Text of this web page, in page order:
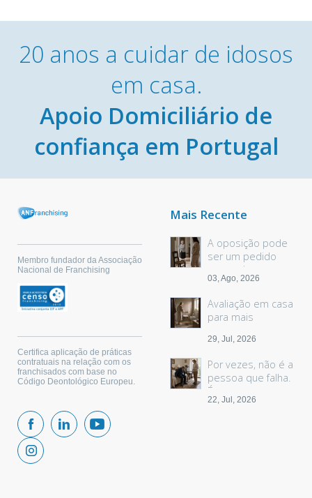
20 anos a cuidar de idosos
em casa.
Apoio Domiciliário de
confiança em Portugal
Membro fundador da Associação
Nacional de Franchising
Certifica aplicação de práticas
contratuais na relação com os
franchisados com base no
Código Deontológico Europeu.
Mais Recente
A oposição pode
ser um pedido
sem palavras
03, Ago, 2026
Avaliação em casa
para mais
29, Jul, 2026
Por vezes, não é a
pessoa que falha.
É o espaço.
22, Jul, 2026